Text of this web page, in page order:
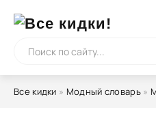
Все кидки » Модный словарь»